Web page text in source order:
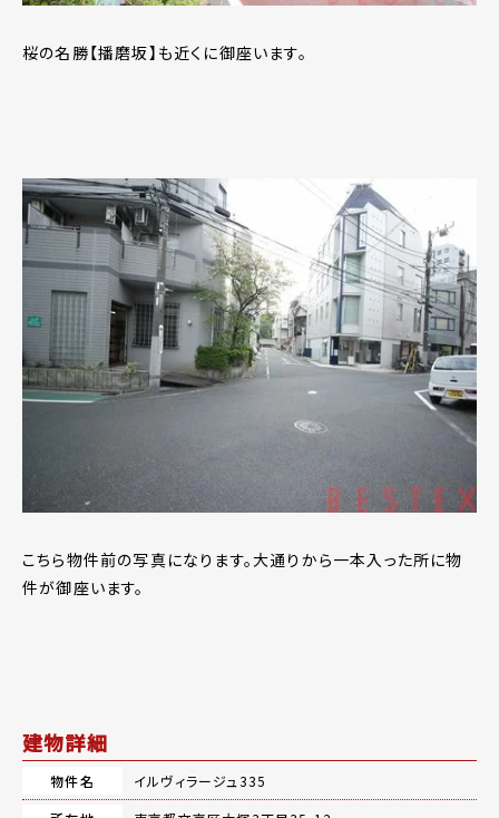
桜の名勝【播磨坂】も近くに御座います。
こちら物件前の写真になります。大通りから一本入った所に物
件が御座います。
建物詳細
物件名
イルヴィラージュ335